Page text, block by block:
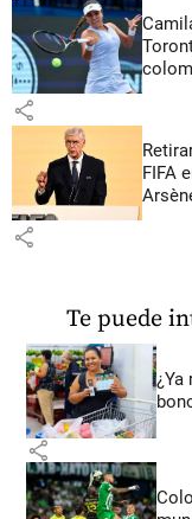
share
FIFA
share
Te puede
¿Ya
share